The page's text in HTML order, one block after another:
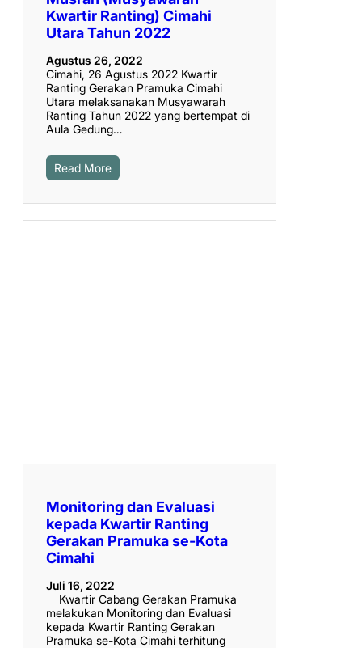
Kwartir Ranting) Cimahi
Utara Tahun 2022
Agustus 26, 2022
Cimahi, 26 Agustus 2022 Kwartir
Ranting Gerakan Pramuka Cimahi
Utara melaksanakan Musyawarah
Ranting Tahun 2022 yang bertempat di
Aula Gedung…
Read More
Monitoring dan Evaluasi
kepada Kwartir Ranting
Gerakan Pramuka se-Kota
Cimahi
Juli 16, 2022
Kwartir Cabang Gerakan Pramuka
melakukan Monitoring dan Evaluasi
kepada Kwartir Ranting Gerakan
Pramuka se-Kota Cimahi terhitung